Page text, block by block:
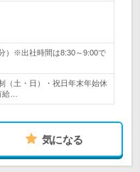
）※出社時間は8:30～9:00で
土・日）・祝日年末年始休
給…
気になる